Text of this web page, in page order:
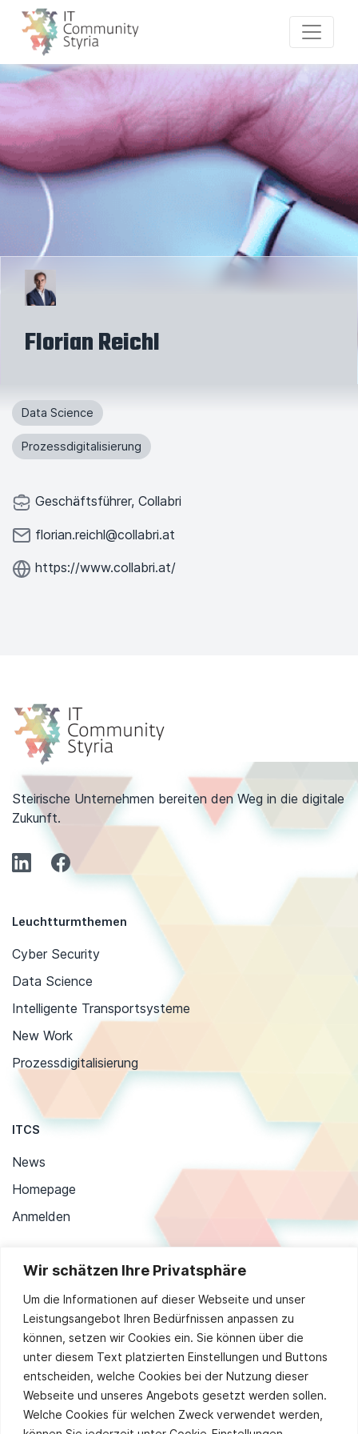
Wir schätzen Ihre Privatsphäre
Um die Informationen auf dieser Webseite und unser
Leistungsangebot Ihren Bedürfnissen anpassen zu
können, setzen wir Cookies ein. Sie können über die
unter diesem Text platzierten Einstellungen und Buttons
entscheiden, welche Cookies bei der Nutzung dieser
Webseite und unseres Angebots gesetzt werden sollen.
Welche Cookies für welchen Zweck verwendet werden,
Florian Reichl
Data Science
Prozessdigitalisierung
Geschäftsführer, Collabri
florian.reichl@collabri.at
https://www.collabri.at/
Steirische Unternehmen bereiten den Weg in die digitale
Zukunft.
Leuchtturmthemen
Cyber Security
Data Science
Intelligente Transportsysteme
New Work
Prozessdigitalisierung
ITCS
News
Homepage
Anmelden
Sie stimmen unserer Datenschutzpolitik
zu.
Alternative: